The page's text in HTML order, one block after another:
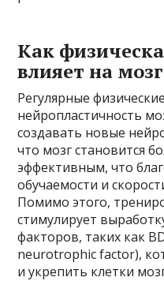
Как
влияет на
Регулярные
нейропластичность
создавать новые
что мозг становится
эффективным, что
обучаемости и
Помимо этого,
стимулирует
факторов, таких как
neurotrophic factor),
и укрепить клетки